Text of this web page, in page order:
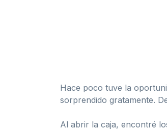
Hace poco tuve la
sorprendido gratamente.
Al abrir la caja, encontré